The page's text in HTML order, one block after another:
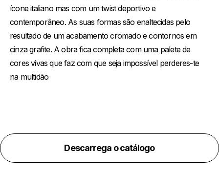
ícone italiano mas com um twist deportivo e
contemporâneo. As suas formas são enaltecidas pelo
resultado de um acabamento cromado e contornos em
cinza grafite. A obra fica completa com uma palete de
cores vivas que faz com que seja impossível perderes-te
na multidão
Descarrega o catálogo